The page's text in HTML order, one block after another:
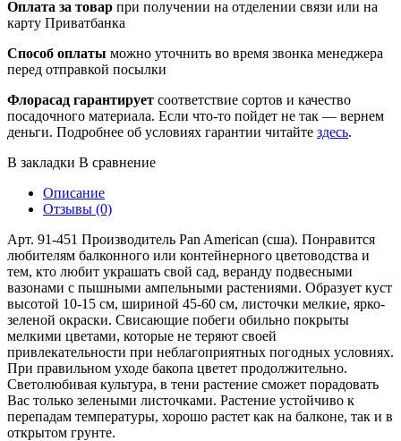
Оплата за товар при получении на отделении связи или на
карту Приватбанка
Способ оплаты можно уточнить во время звонка менеджера
перед отправкой посылки
Флорасад гарантирует соответствие сортов и качество
посадочного материала. Если что-то пойдет не так — вернем
деньги. Подробнее об условиях гарантии читайте здесь.
В закладки В сравнение
Описание
Отзывы (0)
Арт. 91-451 Производитель Pan American (сша). Понравится
любителям балконного или контейнерного цветоводства и
тем, кто любит украшать свой ​​сад, веранду подвесными
вазонами с пышными ампельными растениями. Образует куст
высотой 10-15 см, шириной 45-60 см, листочки мелкие, ярко-
зеленой окраски. Свисающие побеги обильно покрыты
мелкими цветами, которые не теряют своей
привлекательности при неблагоприятных погодных условиях.
При правильном уходе бакопа цветет продолжительно.
Светолюбивая культура, в тени растение сможет порадовать
Вас только зелеными листочками. Растение устойчиво к
перепадам температуры, хорошо растет как на балконе, так и в
открытом грунте.